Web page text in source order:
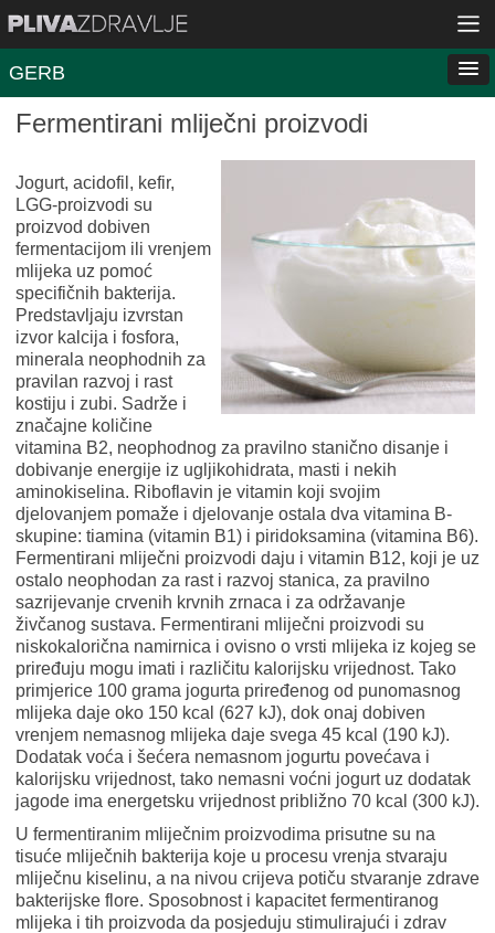
GERB
Fermentirani mliječni proizvodi
Jogurt, acidofil, kefir,
LGG-proizvodi su
proizvod dobiven
fermentacijom ili vrenjem
mlijeka uz pomoć
specifičnih bakterija.
Predstavljaju izvrstan
izvor kalcija i fosfora,
minerala neophodnih za
pravilan razvoj i rast
kostiju i zubi. Sadrže i
značajne količine
vitamina B2, neophodnog za pravilno stanično disanje i
dobivanje energije iz ugljikohidrata, masti i nekih
aminokiselina. Riboflavin je vitamin koji svojim
djelovanjem pomaže i djelovanje ostala dva vitamina B-
skupine: tiamina (vitamin B1) i piridoksamina (vitamina B6).
Fermentirani mliječni proizvodi daju i vitamin B12, koji je uz
ostalo neophodan za rast i razvoj stanica, za pravilno
sazrijevanje crvenih krvnih zrnaca i za održavanje
živčanog sustava. Fermentirani mliječni proizvodi su
niskokalorična namirnica i ovisno o vrsti mlijeka iz kojeg se
priređuju mogu imati i različitu kalorijsku vrijednost. Tako
primjerice 100 grama jogurta priređenog od punomasnog
mlijeka daje oko 150 kcal (627 kJ), dok onaj dobiven
vrenjem nemasnog mlijeka daje svega 45 kcal (190 kJ).
Dodatak voća i šećera nemasnom jogurtu povećava i
kalorijsku vrijednost, tako nemasni voćni jogurt uz dodatak
jagode ima energetsku vrijednost približno 70 kcal (300 kJ).
U fermentiranim mliječnim proizvodima prisutne su na
tisuće mliječnih bakterija koje u procesu vrenja stvaraju
mliječnu kiselinu, a na nivou crijeva potiču stvaranje zdrave
bakterijske flore. Sposobnost i kapacitet fermentiranog
mlijeka i tih proizvoda da posjeduju stimulirajući i zdrav